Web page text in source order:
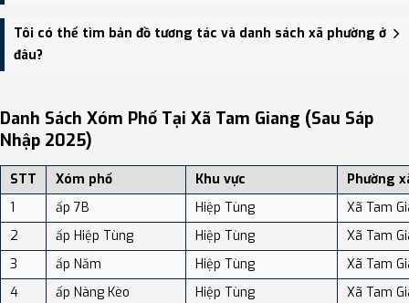
Xã Tam Giang có Diện tích: 205.20 km², Dân số: 23,277 người, Mật
độ dân số: Khoảng 113.44 người/km²
Tôi có thể tìm bản đồ tương tác và danh sách xã phường ở
đâu?
địa điểm tại: VReview.vn - Nền tảng review địa điểm, dịch vụ và du
lịch uy tín tại Việt Nam.
Danh Sách Xóm Phố Tại Xã Tam Giang (sau Sáp
Nhập 2025)
STT Xóm phố Khu vực
Phường
1
ấp 7B Hiệp Tùng
Xã Tam
2
ấp Hiệp Tùng Hiệp Tùng
Xã Tam
3
ấp Năm Hiệp Tùng
Xã Tam
4
ấp Nàng Kèo Hiệp Tùng
Xã Tam